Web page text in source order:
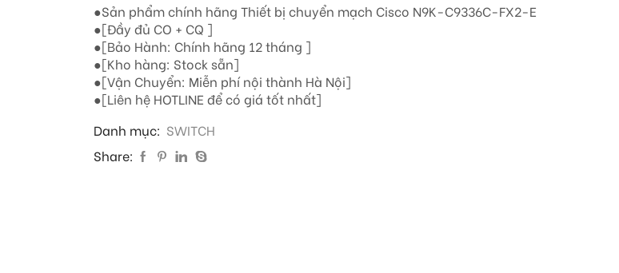
●Sản phẩm chính hãng Thiết bị chuyển mạch Cisco N9K-C9336C-FX2-E
●[Đầy đủ CO + CQ ]
●[Bảo Hành: Chính hãng 12 tháng ]
●[Kho hàng: Stock sẵn]
●[Vận Chuyển: Miễn phí nội thành Hà Nội]
●[Liên hệ HOTLINE để có giá tốt nhất]
Danh mục: SWITCH
Share: